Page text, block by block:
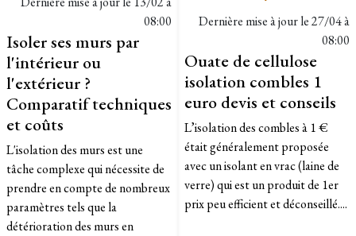
08:00
Isoler ses murs par
l'intérieur ou
l'extérieur ?
Comparatif techniques
et coûts
L'isolation des murs est une
tâche complexe qui nécessite de
prendre en compte de nombreux
paramètres tels que la
détérioration des murs en
Dernière mise à jour le27/04 à
08:00
Ouate de cellulose
isolation combles 1
euro devis et conseils
L’isolation des combles à 1 €
était généralement proposée
avec un isolant en vrac (laine de
verre) qui est un produit de 1er
prix peu efficient et déconseillé....